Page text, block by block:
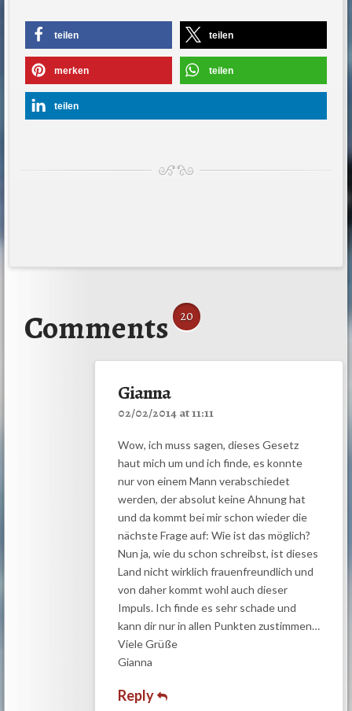
teilen teilen
merken teilen
teilen
Comments 20
Gianna
02/02/2014 at 11:11
Wow, ich muss sagen, dieses Gesetz
haut mich um und ich finde, es konnte
nur von einem Mann verabschiedet
werden, der absolut keine Ahnung hat
und da kommt bei mir schon wieder die
nächste Frage auf: Wie ist das möglich?
Nun ja, wie du schon schreibst, ist dieses
Land nicht wirklich frauenfreundlich und
von daher kommt wohl auch dieser
Impuls. Ich finde es sehr schade und
kann dir nur in allen Punkten zustimmen…
Viele Grüße
Gianna
Reply